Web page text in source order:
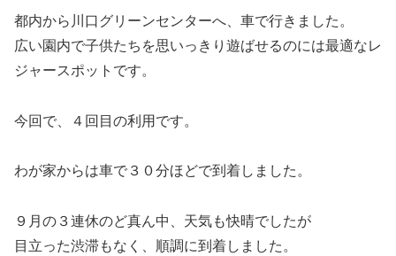
都内から川口グリーンセンターへ、車で行きました。
広い園内で子供たちを思いっきり遊ばせるのには最適なレ
ジャースポットです。
今回で、４回目の利用です。
わが家からは車で３０分ほどで到着しました。
９月の３連休のど真ん中、天気も快晴でしたが
目立った渋滞もなく、順調に到着しました。